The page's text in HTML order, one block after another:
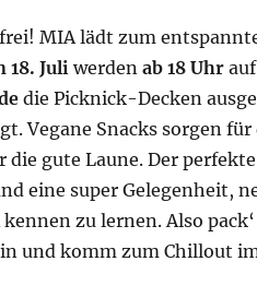
MIA lädt zum
18. Juli werdenab 18 Uhr
die Picknick-Decken
Vegane Snacks sorgen
die gute Laune. Der
eine super Gelegenheit,
zu lernen. Also
und komm zum Chillout